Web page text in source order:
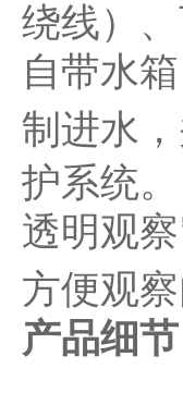
绕线）
自带水
制进水
护系统。
透明观
方便观
产品细节